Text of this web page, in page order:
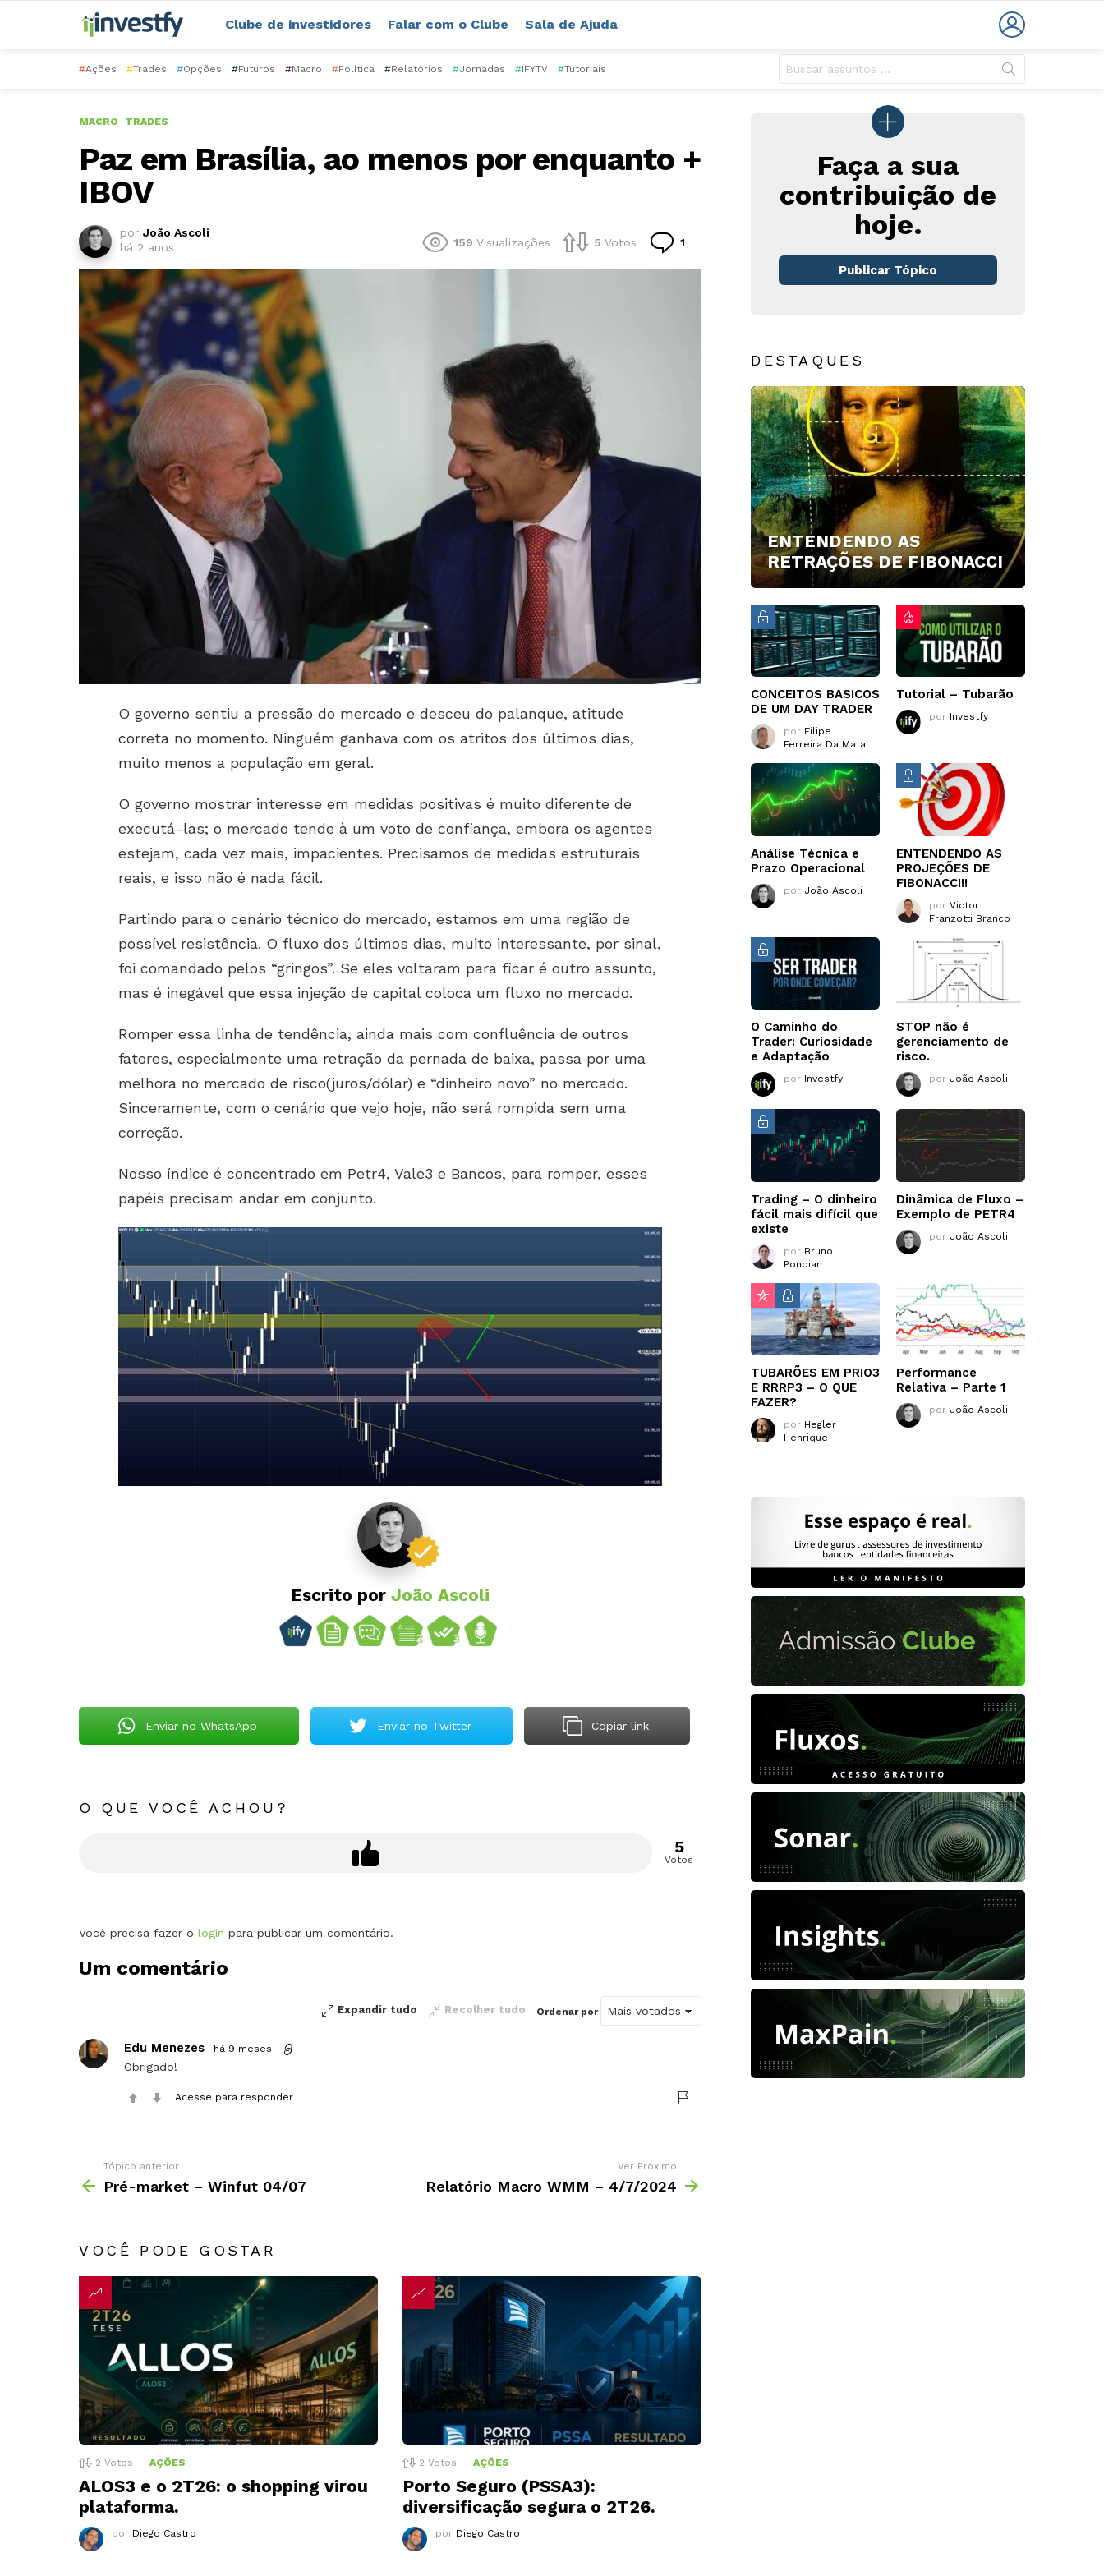
Clube de investidores Falar com o Clube Sala de Ajuda
#Ações #Trades #Opções #Futuros #Macro #Política #Relatórios #Jornadas #IFYTV #Tutoriais
MACRO TRADES
Paz em Brasília, ao menos por enquanto +
IBOV
por João Ascoli
há 2 anos
159 Visualizações 5 Votos 1
O governo sentiu a pressão do mercado e desceu do palanque, atitude
correta no momento. Ninguém ganhava com os atritos dos últimos dias,
muito menos a população em geral.
O governo mostrar interesse em medidas positivas é muito diferente de
executá-las; o mercado tende à um voto de confiança, embora os agentes
estejam, cada vez mais, impacientes. Precisamos de medidas estruturais
reais, e isso não é nada fácil.
Partindo para o cenário técnico do mercado, estamos em uma região de
possível resistência. O fluxo dos últimos dias, muito interessante, por sinal,
foi comandado pelos “gringos”. Se eles voltaram para ficar é outro assunto,
mas é inegável que essa injeção de capital coloca um fluxo no mercado.
Romper essa linha de tendência, ainda mais com confluência de outros
fatores, especialmente uma retração da pernada de baixa, passa por uma
melhora no mercado de risco(juros/dólar) e “dinheiro novo” no mercado.
Sinceramente, com o cenário que vejo hoje, não será rompida sem uma
correção.
Nosso índice é concentrado em Petr4, Vale3 e Bancos, para romper, esses
papéis precisam andar em conjunto.
Escrito por João Ascoli
Enviar no WhatsApp Enviar no Twitter Copiar link
O QUE VOCÊ ACHOU?
5
Votos
Deixe
comentário
Você precisa fazer o login para publicar um comentário.
Um comentário
Expandir tudo Recolher tudo Ordenar por
Edu Menezes há 9 meses
Obrigado!
Acesse para responder
Tópico anterior
Pré-market – Winfut 04/07
Ver Próximo
Relatório Macro WMM – 4/7/2024
VOCÊ PODE GOSTAR
2 Votos AÇÕES
ALOS3 e o 2T26: o shopping virou
plataforma.
por Diego Castro
2 Votos AÇÕES
Porto Seguro (PSSA3):
diversificação segura o 2T26.
por Diego Castro
Faça a sua
contribuição de
hoje.
Publicar Tópico
DESTAQUES
ENTENDENDO AS
RETRAÇÕES DE FIBONACCI
CONCEITOS BASICOS
DE UM DAY TRADER
por Filipe
Ferreira Da Mata
Tutorial – Tubarão
por Investfy
Análise Técnica e
Prazo Operacional
por João Ascoli
ENTENDENDO AS
PROJEÇÕES DE
FIBONACCI!!
por Victor
Franzotti Branco
O Caminho do
Trader: Curiosidade
e Adaptação
por Investfy
STOP não é
gerenciamento de
risco.
por João Ascoli
Trading – O dinheiro
fácil mais difícil que
existe
por Bruno
Pondian
Dinâmica de Fluxo –
Exemplo de PETR4
por João Ascoli
TUBARÕES EM PRIO3
E RRRP3 – O QUE
FAZER?
por Hegler
Henrique
Performance
Relativa – Parte 1
por João Ascoli